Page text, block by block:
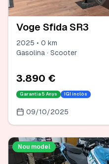
Voge Sfida SR3
2025 • 0 km
Gasolina · Scooter
3.890 €
Garantia 5 Anys IGI inclòs
09/10/2025
Nou model